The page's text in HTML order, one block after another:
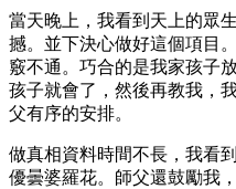
當天晚上，我看到天上的眾
撼。並下決心做好這個項目
竅不通。巧合的是我家孩子
孩子就會了，然後再教我，
父有序的安排。
做真相資料時間不長，我看
優曇婆羅花。師父還鼓勵我